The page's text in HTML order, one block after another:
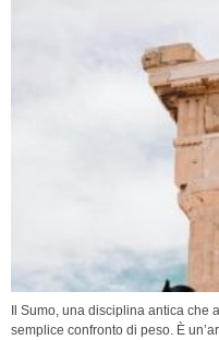
Il Sumo, una disciplina antica che
semplice confronto di peso. È